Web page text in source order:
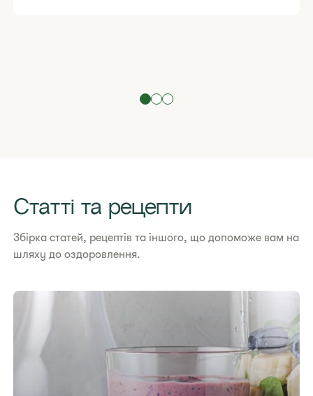
Статті та рецепти
Збірка статей, рецептів та іншого, що допоможе вам на
шляху до оздоровлення.